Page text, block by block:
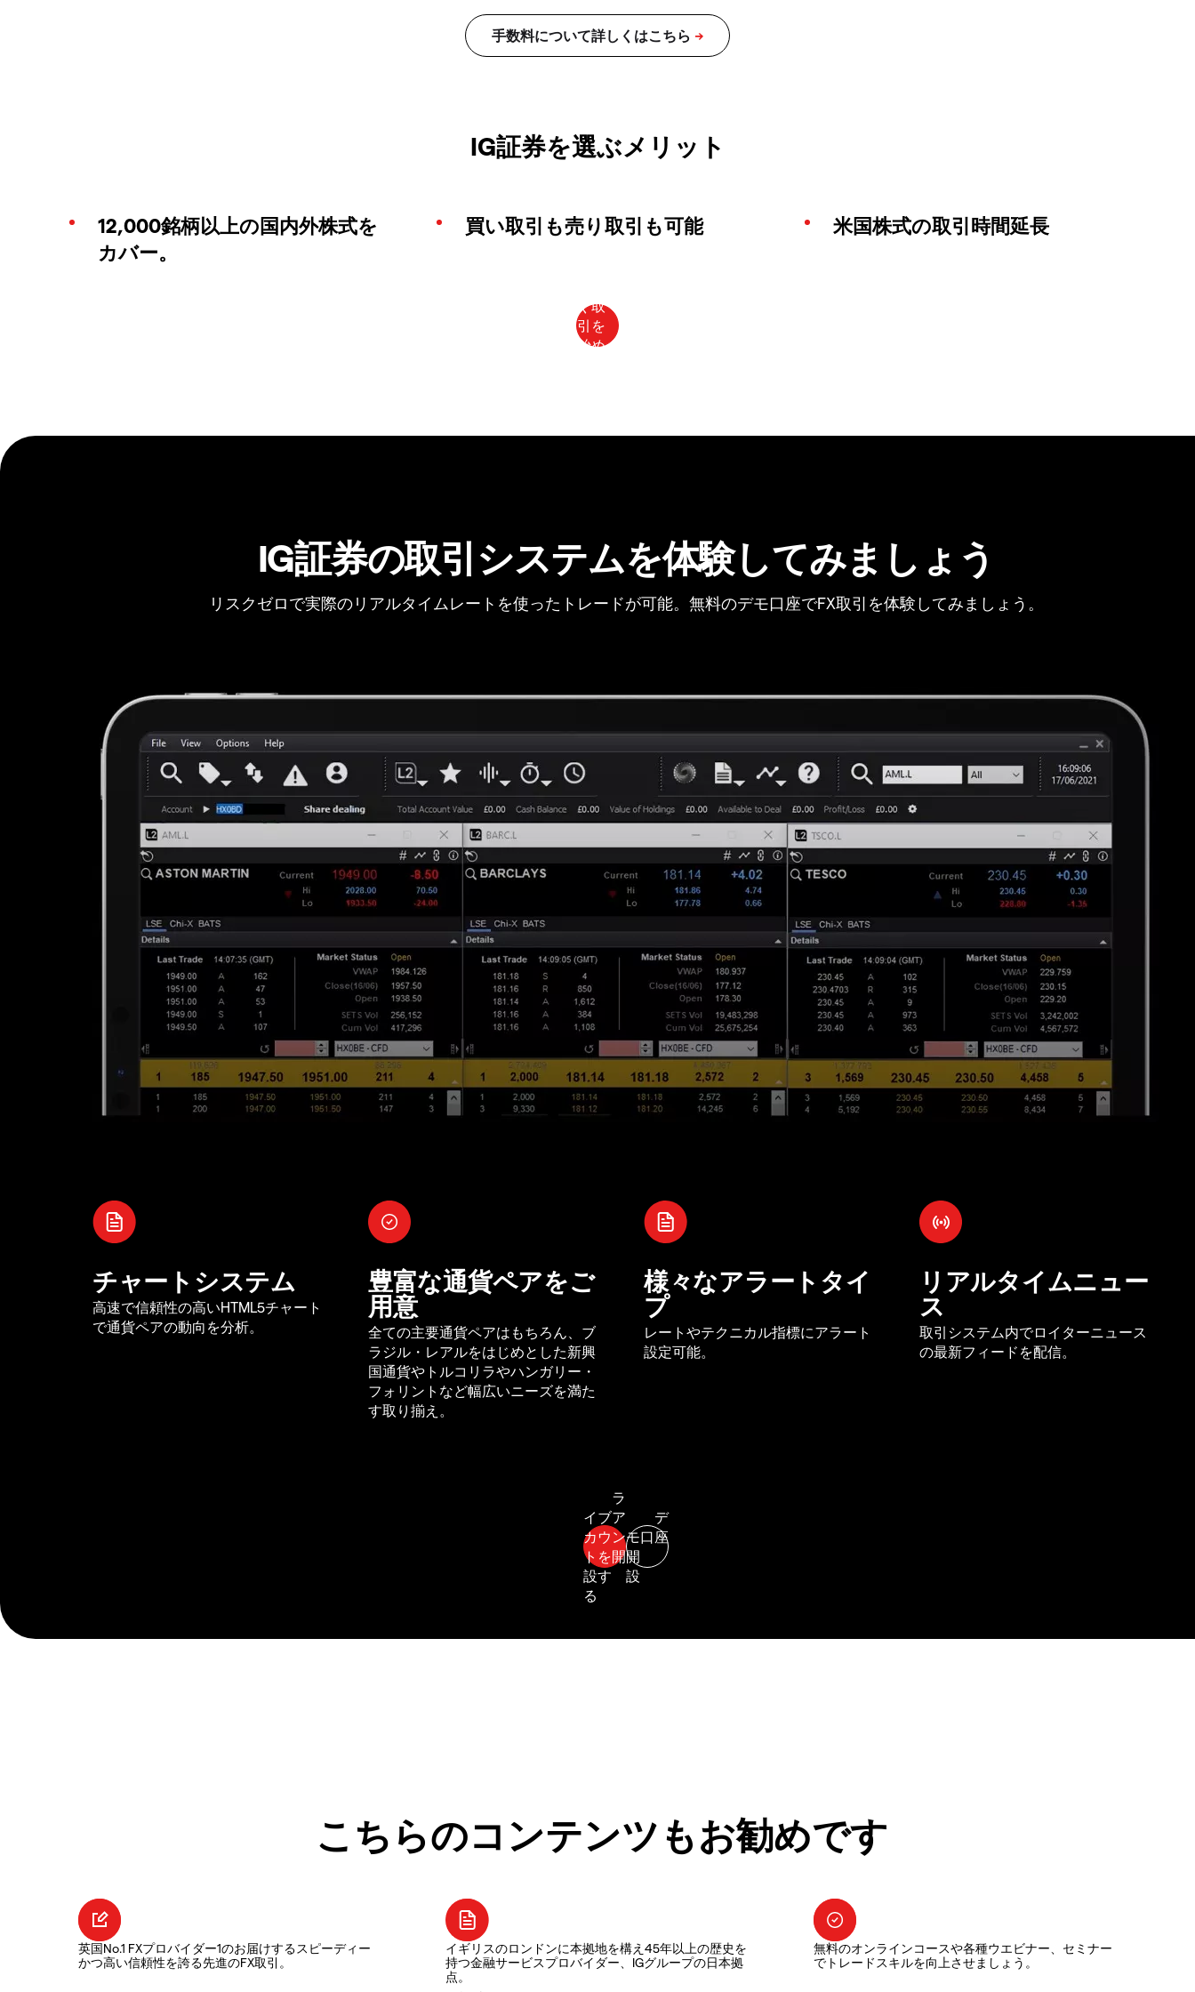
IG証券を選ぶメリット
12,000銘柄以上の国内外株式を
カバー。
買い取引も売り取引も可能 米国株式の取引時間延長
IG証券の取引システムを体験してみましょう
リスクゼロで実際のリアルタイムレートを使ったトレードが可能。無料のデモ口座でFX取引を体験してみましょう。
チャートシステム
高速で信頼性の高いHTML5チャート
で通貨ペアの動向を分析。
豊富な通貨ペアをご
用意
全ての主要通貨ペアはもちろん、ブ
ラジル・レアルをはじめとした新興
国通貨やトルコリラやハンガリー・
フォリントなど幅広いニーズを満た
す取り揃え。
様々なアラートタイ
プ
レートやテクニカル指標にアラート
設定可能。
リアルタイムニュー
ス
取引システム内でロイターニュース
の最新フィードを配信。
こちらのコンテンツもお勧めです
英国No.1 FXプロバイダー1のお届けするスピーディー
かつ高い信頼性を誇る先進のFX取引。
イギリスのロンドンに本拠地を構え45年以上の歴史を
持つ金融サービスプロバイダー、IGグループの日本拠
点。
無料のオンラインコースや各種ウエビナー、セミナー
でトレードスキルを向上させましょう。